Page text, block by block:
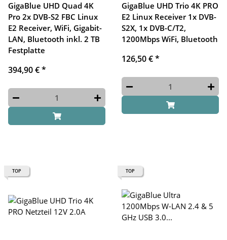
GigaBlue UHD Quad 4K
Pro 2x DVB-S2 FBC Linux
E2 Receiver, WiFi, Gigabit-
LAN, Bluetooth inkl. 2 TB
Festplatte
394,90 €*
GigaBlue UHD Trio 4K PRO
E2 Linux Receiver 1x DVB-
S2X, 1x DVB-C/T2,
1200Mbps WiFi, Bluetooth
126,50 €*
TOP TOP